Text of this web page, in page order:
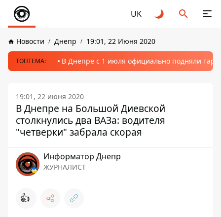
UK
Новости Днепр 19:01, 22 Июня 2020
ТОПТЕМА: В Днепре с 1 июля официально подняли
19:01, 22 июня 2020
В Днепре на Большой Диевской
столкнулись два ВАЗа: водителя
"четверки" забрала скорая
Информатор Днепр
ЖУРНАЛИСТ
👍